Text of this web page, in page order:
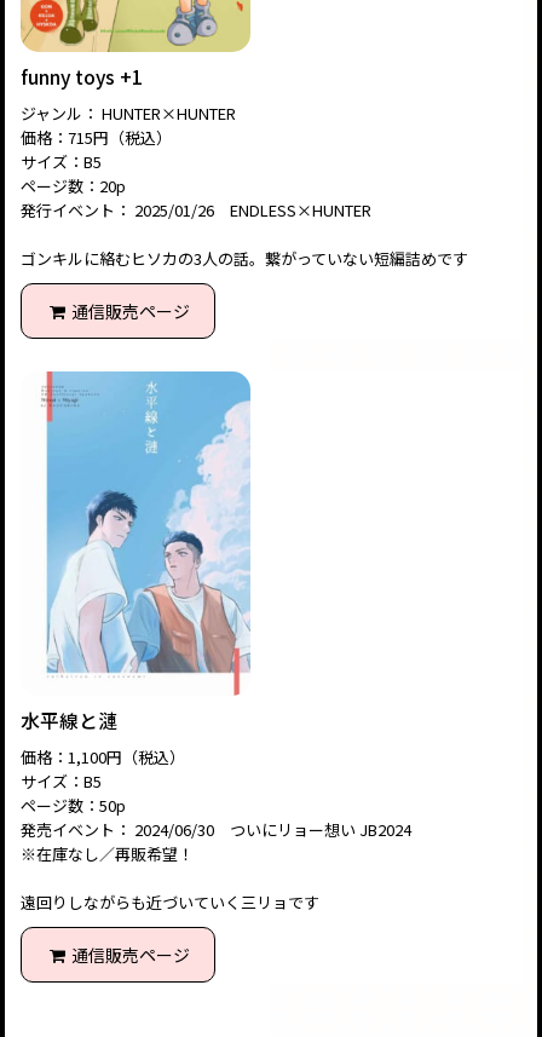
funny toys +1
ジャンル： HUNTER×HUNTER
価格：715円（税込）
サイズ：B5
ページ数：20p
発行イベント： 2025/01/26 ENDLESS×HUNTER
ゴンキルに絡むヒソカの3人の話。繋がっていない短編詰めです
通信販売ページ
水平線と漣
価格：1,100円（税込）
サイズ：B5
ページ数：50p
発売イベント： 2024/06/30 ついにリョー想い JB2024
※在庫なし／再販希望！
遠回りしながらも近づいていく三リョです
通信販売ページ